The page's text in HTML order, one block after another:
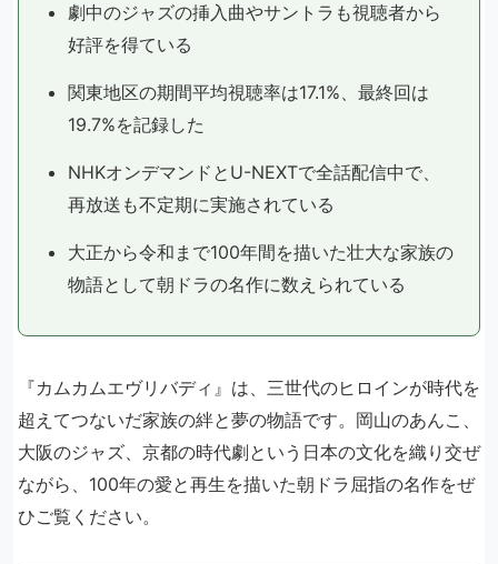
劇中のジャズの挿入曲やサントラも視聴者から
好評を得ている
関東地区の期間平均視聴率は17.1%、最終回は
19.7%を記録した
NHKオンデマンドとU-NEXTで全話配信中で、
再放送も不定期に実施されている
大正から令和まで100年間を描いた壮大な家族の
物語として朝ドラの名作に数えられている
『カムカムエヴリバディ』は、三世代のヒロインが時代を
超えてつないだ家族の絆と夢の物語です。岡山のあんこ、
大阪のジャズ、京都の時代劇という日本の文化を織り交ぜ
ながら、100年の愛と再生を描いた朝ドラ屈指の名作をぜ
ひご覧ください。